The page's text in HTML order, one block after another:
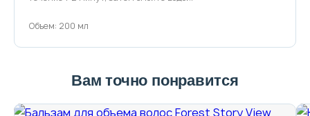
Объем: 200 мл
Вам точно понравится